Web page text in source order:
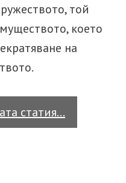
той
което
на
статия…
на